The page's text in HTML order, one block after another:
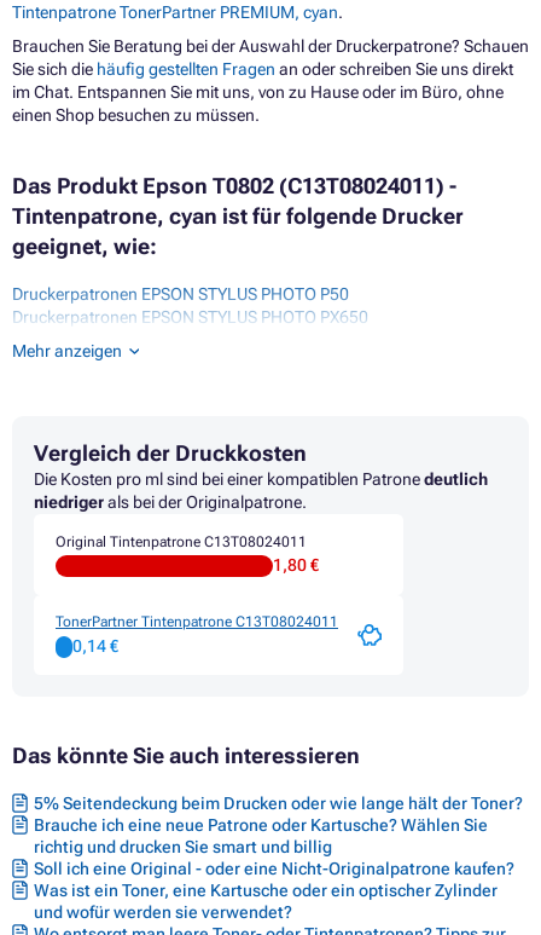
Tintenpatrone TonerPartner PREMIUM, cyan.
Brauchen Sie Beratung bei der Auswahl der Druckerpatrone? Schauen
Sie sich die häufig gestellten Fragen an oder schreiben Sie uns direkt
im Chat. Entspannen Sie mit uns, von zu Hause oder im Büro, ohne
einen Shop besuchen zu müssen.
Das Produkt Epson T0802 (C13T08024011) -
Tintenpatrone, cyan ist für folgende Drucker
geeignet, wie:
Druckerpatronen EPSON STYLUS PHOTO P50
Druckerpatronen EPSON STYLUS PHOTO PX650
Druckerpatronen EPSON STYLUS PHOTO PX660
Druckerpatronen EPSON STYLUS PHOTO PX700W
Druckerpatronen EPSON STYLUS PHOTO PX800FW
Druckerpatronen EPSON STYLUS PHOTO PX810FW
Druckerpatronen EPSON STYLUS PHOTO PX820FWD
Druckerpatronen EPSON STYLUS PHOTO R265
Druckerpatronen EPSON STYLUS PHOTO R285
Druckerpatronen EPSON STYLUS PHOTO RX560
Druckerpatronen EPSON STYLUS PHOTO RX585
Druckerpatronen EPSON STYLUS PHOTO RX595
Druckerpatronen EPSON STYLUS R360
Mehr anzeigen
Vergleich der Druckkosten
Die Kosten pro ml sind bei einer kompatiblen Patronedeutlich
niedrigerals bei der Originalpatrone.
Original Tintenpatrone C13T08024011
1,80 €
TonerPartner Tintenpatrone C13T08024011
0,14 €
Das könnte Sie auch interessieren
5% Seitendeckung beim Drucken oder wie lange hält der Toner?
Brauche ich eine neue Patrone oder Kartusche? Wählen Sie
richtig und drucken Sie smart und billig
Soll ich eine Original - oder eine Nicht-Originalpatrone kaufen?
Was ist ein Toner, eine Kartusche oder ein optischer Zylinder
und wofür werden sie verwendet?